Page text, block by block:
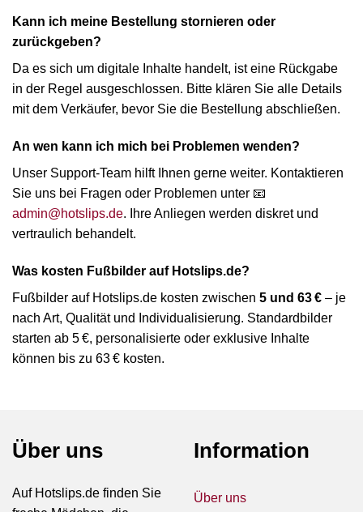
Kann ich meine Bestellung stornieren oder
zurückgeben?
Da es sich um digitale Inhalte handelt, ist eine Rückgabe
in der Regel ausgeschlossen. Bitte klären Sie alle Details
mit dem Verkäufer, bevor Sie die Bestellung abschließen.
An wen kann ich mich bei Problemen wenden?
Unser Support-Team hilft Ihnen gerne weiter. Kontaktieren
Sie uns bei Fragen oder Problemen unter 📧
admin@hotslips.de. Ihre Anliegen werden diskret und
vertraulich behandelt.
Was kosten Fußbilder auf Hotslips.de?
Fußbilder auf Hotslips.de kosten zwischen 5 und 63 € – je
nach Art, Qualität und Individualisierung. Standardbilder
starten ab 5 €, personalisierte oder exklusive Inhalte
können bis zu 63 € kosten.
Über uns
Auf Hotslips.de finden Sie
Information
Über uns